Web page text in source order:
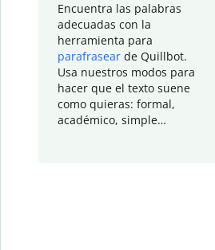
Encuentra las palabras
adecuadas con la
herramienta para
parafrasear de Quillbot.
Usa nuestros modos para
hacer que el texto suene
como quieras: formal,
académico, simple…